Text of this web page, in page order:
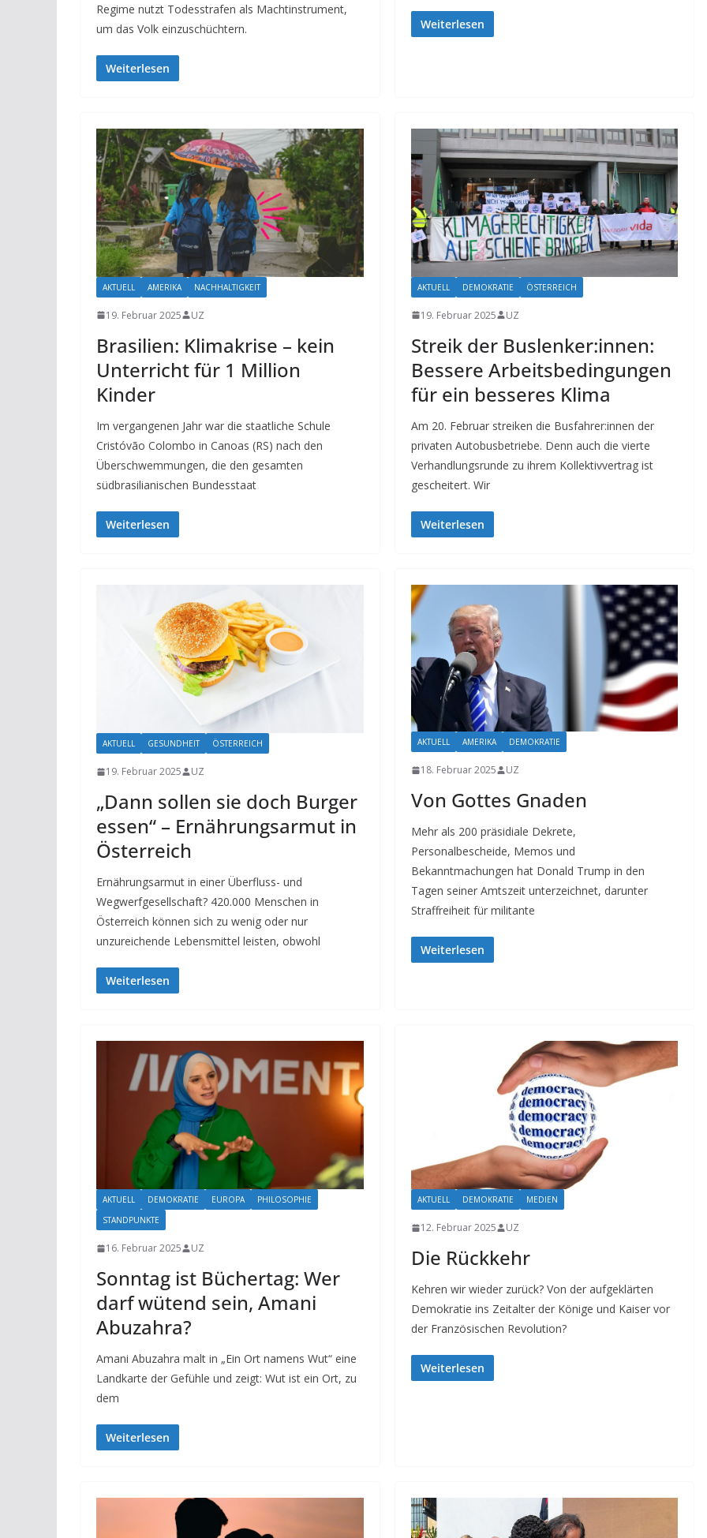
Regime nutzt Todesstrafen als Machtinstrument,
um das Volk einzuschüchtern.
Weiterlesen
Weiterlesen
AKTUELL AMERIKA NACHHALTIGKEIT
19. Februar 2025 UZ
Brasilien: Klimakrise – kein
Unterricht für 1 Million
Kinder
Im vergangenen Jahr war die staatliche Schule
Cristóvão Colombo in Canoas (RS) nach den
Überschwemmungen, die den gesamten
südbrasilianischen Bundesstaat
Weiterlesen
AKTUELL DEMOKRATIE ÖSTERREICH
19. Februar 2025 UZ
Streik der Buslenker:innen:
Bessere Arbeitsbedingungen
für ein besseres Klima
Am 20. Februar streiken die Busfahrer:innen der
privaten Autobusbetriebe. Denn auch die vierte
Verhandlungsrunde zu ihrem Kollektivvertrag ist
gescheitert. Wir
Weiterlesen
AKTUELL GESUNDHEIT ÖSTERREICH
19. Februar 2025 UZ
„Dann sollen sie doch Burger
essen“ – Ernährungs­armut in
Öster­reich
Ernährungsarmut in einer Überfluss- und
Wegwerfgesellschaft? 420.000 Menschen in
Österreich können sich zu wenig oder nur
unzureichende Lebensmittel leisten, obwohl
Weiterlesen
AKTUELL AMERIKA DEMOKRATIE
18. Februar 2025 UZ
Von Gottes Gnaden
Mehr als 200 präsidiale Dekrete,
Personalbescheide, Memos und
Bekanntmachungen hat Donald Trump in den
Tagen seiner Amtszeit unterzeichnet, darunter
Straffreiheit für militante
Weiterlesen
AKTUELL DEMOKRATIE EUROPA
PHILOSOPHIE
STANDPUNKTE
16. Februar 2025 UZ
Sonntag ist Büchertag: Wer
darf wütend sein, Amani
Abuzahra?
Amani Abuzahra malt in „Ein Ort namens Wut“ eine
Landkarte der Gefühle und zeigt: Wut ist ein Ort, zu
dem
Weiterlesen
AKTUELL DEMOKRATIE MEDIEN
12. Februar 2025 UZ
Die Rückkehr
Kehren wir wieder zurück? Von der aufgeklärten
Demokratie ins Zeitalter der Könige und Kaiser vor
der Französischen Revolution?
Weiterlesen